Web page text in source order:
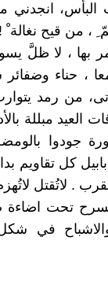
البأس،
، من قيح
بها ، لا ظلَّ
، حناء وضفائر
من رمد
مبللة
جودوا
كل تقاويم
. لاتُقتل
تحت اضاءة
والاشباح في